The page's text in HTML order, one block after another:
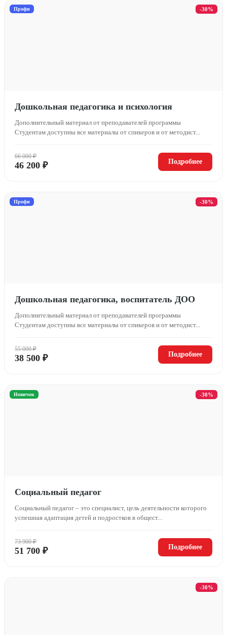
-30%
Профи
Дошкольная педагогика и психология
Дополнительный материал от преподавателей программы
Студентам доступны все материалы от спикеров и от методист...
66 000 ₽
46 200 ₽ Подробнее
-30%
Профи
Дошкольная педагогика, воспитатель ДОО
Дополнительный материал от преподавателей программы
Студентам доступны все материалы от спикеров и от методист...
55 000 ₽
38 500 ₽ Подробнее
-30%
Новичок
Социальный педагог
Социальный педагог – это специалист, цель деятельности которого
успешная адаптация детей и подростков в общест...
73 900 ₽
51 700 ₽ Подробнее
-30%